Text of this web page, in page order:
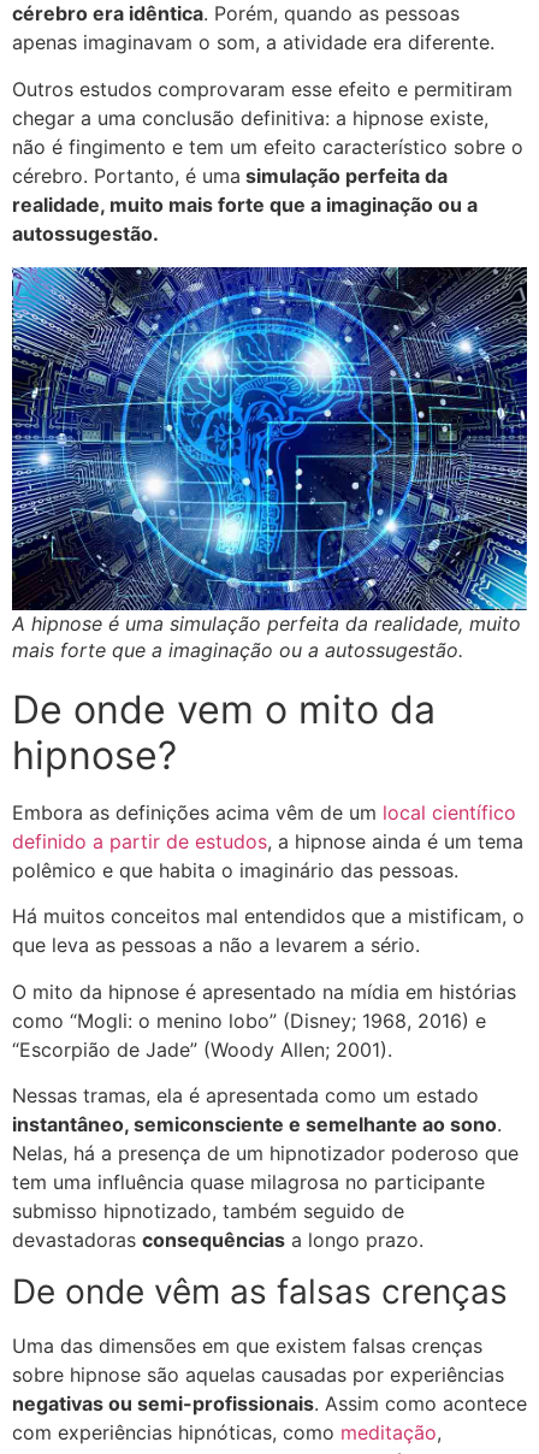
cérebro era idêntica. Porém, quando as pessoas
apenas imaginavam o som, a atividade era diferente.
Outros estudos comprovaram esse efeito e permitiram
chegar a uma conclusão definitiva: a hipnose existe,
não é fingimento e tem um efeito característico sobre o
cérebro. Portanto, é uma simulação perfeita da
realidade, muito mais forte que a imaginação ou a
autossugestão.
A hipnose é uma simulação perfeita da realidade, muito
mais forte que a imaginação ou a autossugestão.
De onde vem o mito da
hipnose?
Embora as definições acima vêm de um local científico
definido a partir de estudos, a hipnose ainda é um tema
polêmico e que habita o imaginário das pessoas.
Há muitos conceitos mal entendidos que a mistificam, o
que leva as pessoas a não a levarem a sério.
O mito da hipnose é apresentado na mídia em histórias
como “Mogli: o menino lobo” (Disney; 1968, 2016) e
“Escorpião de Jade” (Woody Allen; 2001).
Nessas tramas, ela é apresentada como um estado
instantâneo, semiconsciente e semelhante ao sono.
Nelas, há a presença de um hipnotizador poderoso que
tem uma influência quase milagrosa no participante
submisso hipnotizado, também seguido de
devastadoras consequências a longo prazo.
De onde vêm as falsas crenças
Uma das dimensões em que existem falsas crenças
sobre hipnose são aquelas causadas por experiências
negativas ou semi-profissionais. Assim como acontece
com experiências hipnóticas, como meditação,